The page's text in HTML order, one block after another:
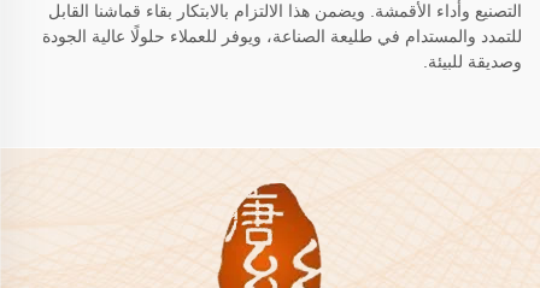
التصنيع وأداء الأقمشة. ويضمن هذا الالتزام بالابتكار بقاء قماشنا القابل
للتمدد والمستدام في طليعة الصناعة، ويوفر للعملاء حلولًا عالية الجودة
وصديقة للبيئة.